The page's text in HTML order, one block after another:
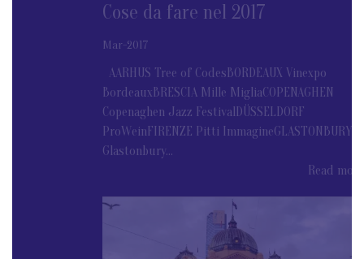
Cose da fare nel 2017
AARHUS Tree of CodesBORDEAUX Vinexpo
BordeauxBRESCIA Mille MigliaCOPENAGHEN
Copenaghen Jazz FestivalDÜSSELDORF
ProWeinFIRENZE Pitti ImmagineGLASTONBURY
Glastonbury...
Read more